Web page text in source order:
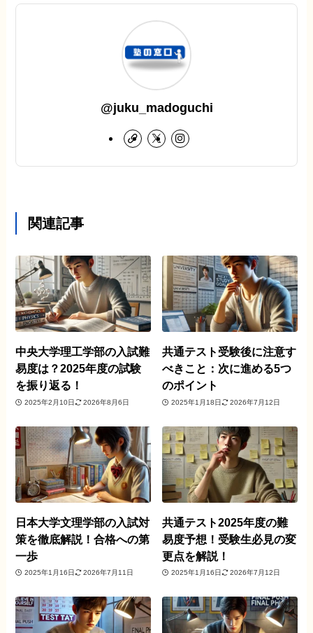
@juku_madoguchi
関連記事
中央大学理工学部の入試難
易度は？2025年度の試験
を振り返る！
2025年2月10日 2026年8月6日
共通テスト受験後に注意す
べきこと：次に進める5つ
のポイント
2025年1月18日 2026年7月12日
日本大学文理学部の入試対
策を徹底解説！合格への第
一歩
2025年1月16日 2026年7月11日
共通テスト2025年度の難
易度予想！受験生必見の変
更点を解説！
2025年1月16日 2026年7月12日